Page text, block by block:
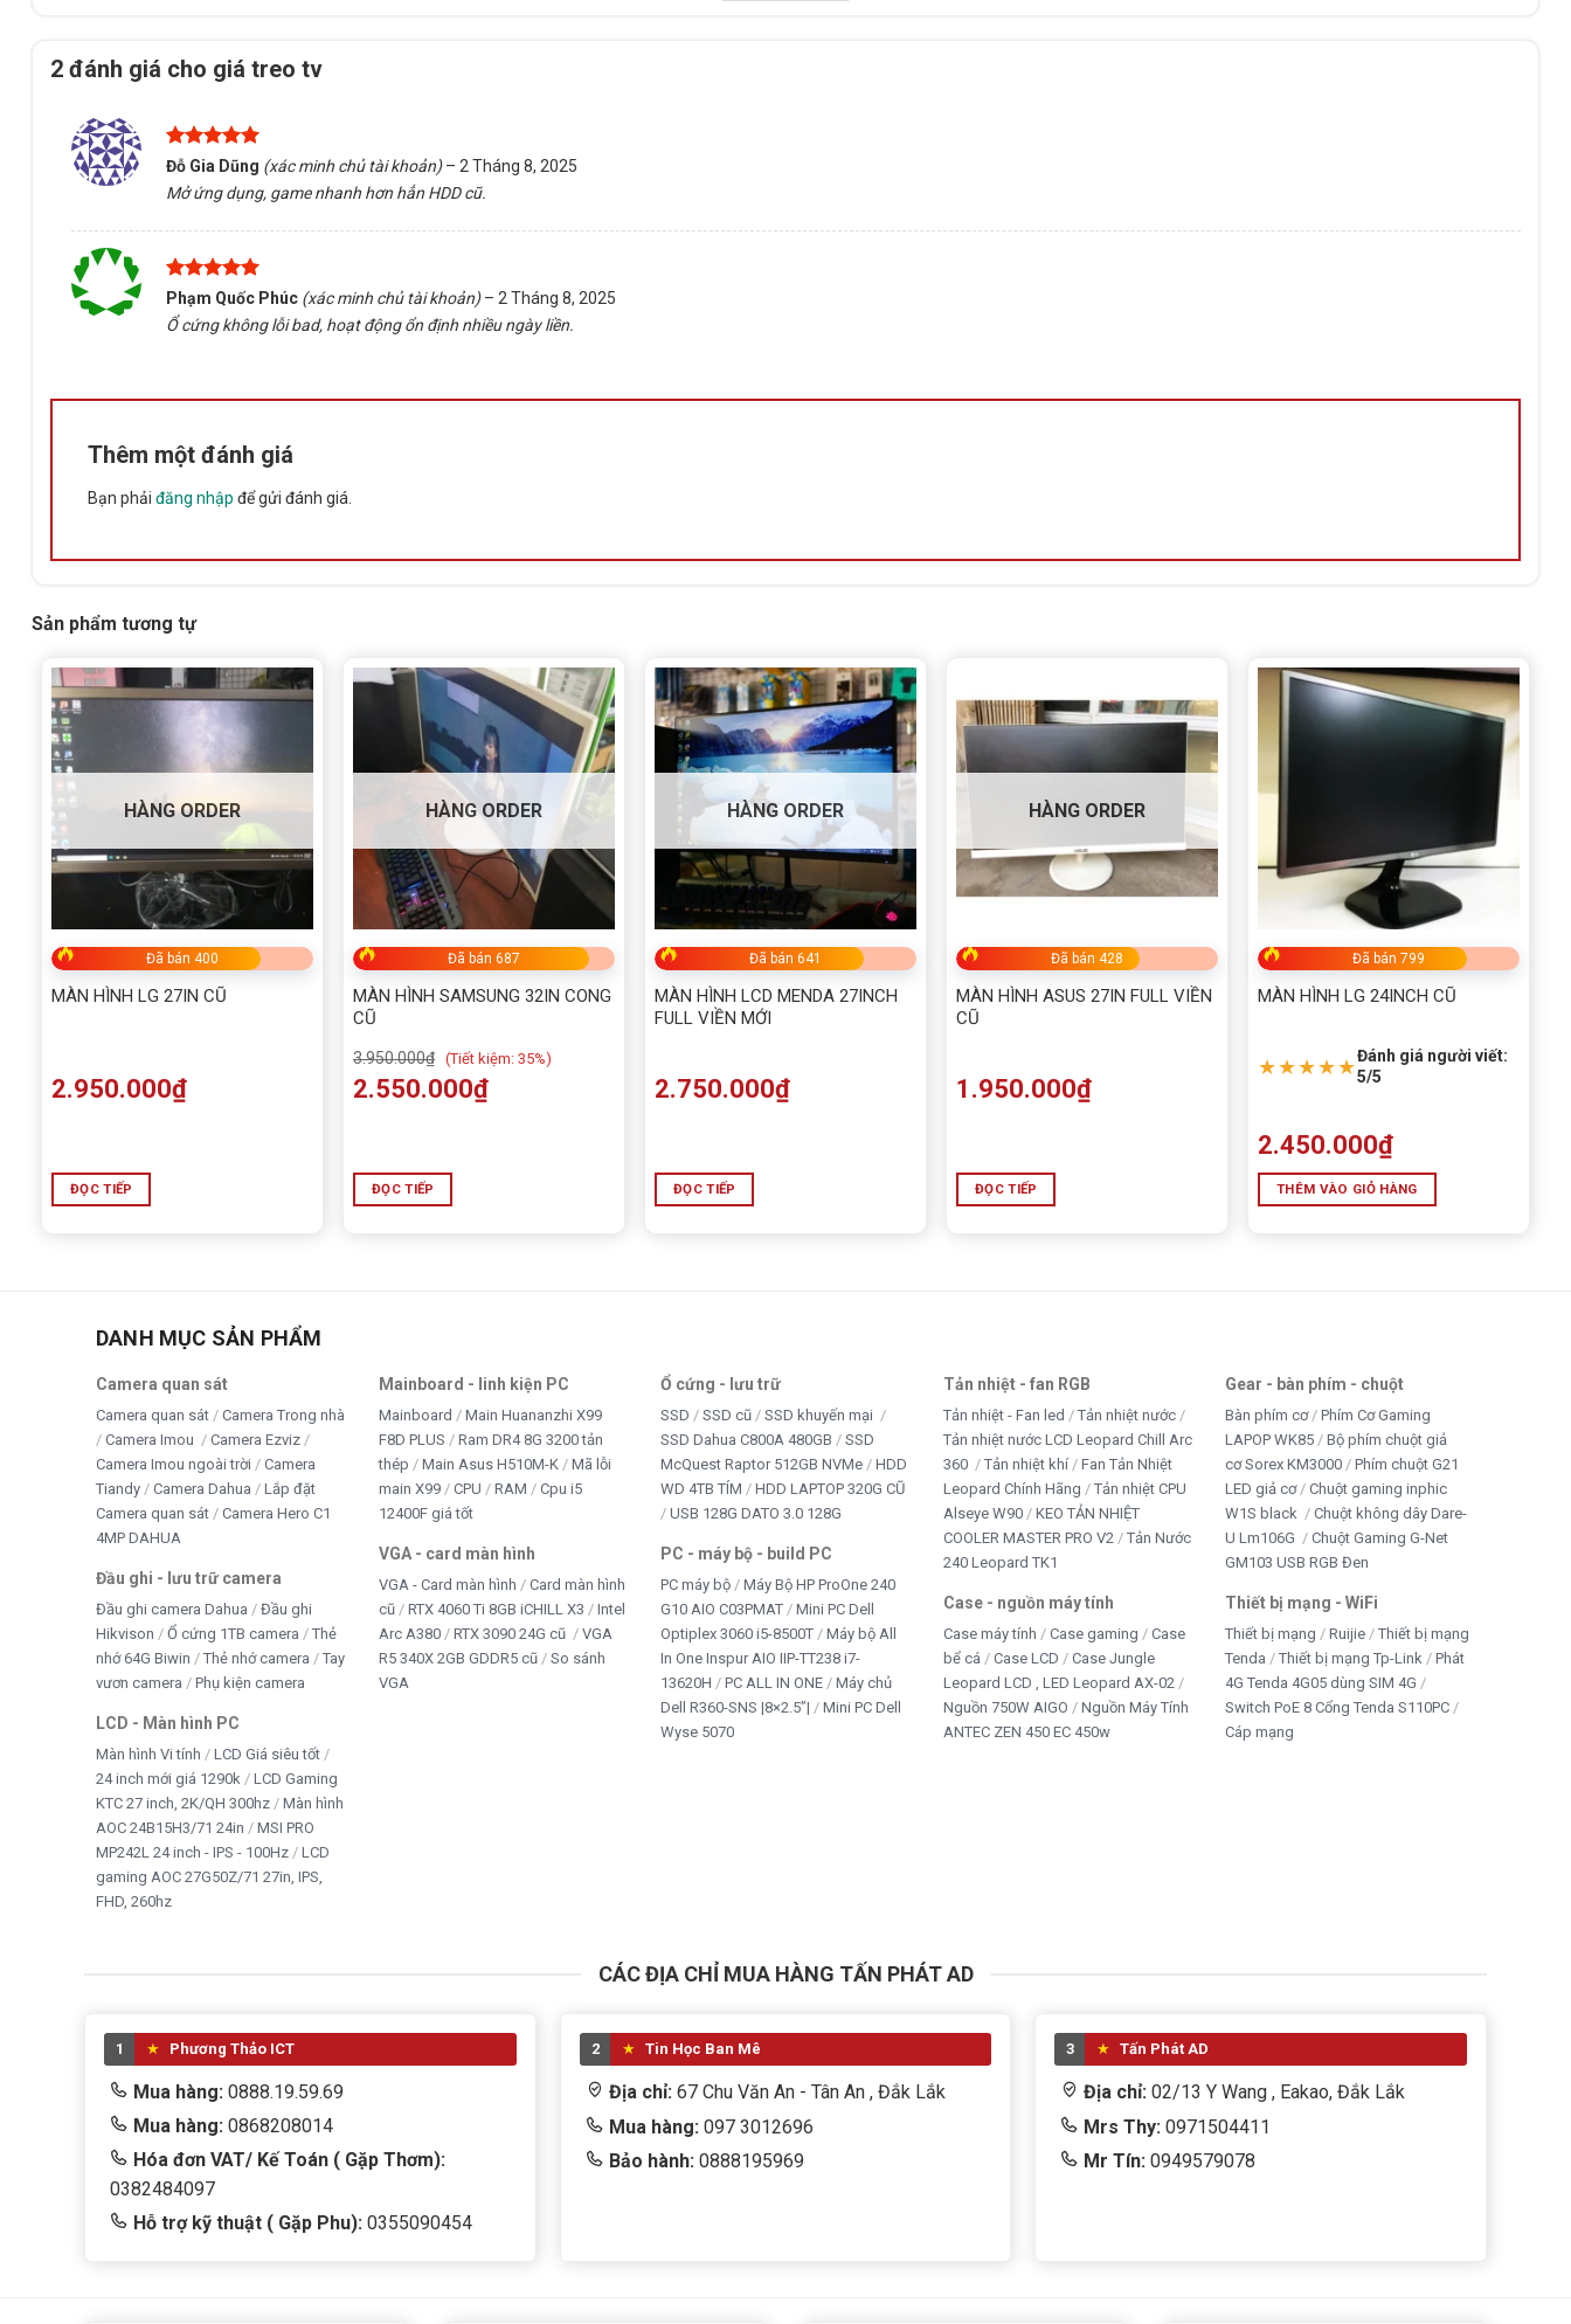
Bấm 5 sao để ủng hộ shop
2 đánh giá cho giá treo tv
Được xếp
hạng
sao
Đỗ Gia Dũng (xác minh chủ tài khoản) – 2 Tháng 8, 2025
Mở ứng dụng, game nhanh hơn hẳn HDD cũ.
Được xếp
hạng
sao
Phạm Quốc Phúc (xác minh chủ tài khoản) – 2 Tháng 8, 2025
Ổ cứng không lỗi bad, hoạt động ổn định nhiều ngày liền.
Thêm một đánh giá
Bạn phải đăng nhập để gửi đánh giá.
Sản phẩm tương tự
HÀNG ORDER
Đã bán 400
MÀN HÌNH LG 27IN CŨ
2.950.000₫
ĐỌC TIẾP
HÀNG ORDER
Đã bán 687
MÀN HÌNH SAMSUNG 32IN CONG
CŨ
3.950.000₫ (Tiết kiệm: 35%)
2.550.000₫
ĐỌC TIẾP
HÀNG ORDER
Đã bán 641
MÀN HÌNH LCD MENDA 27INCH
FULL VIỀN MỚI
2.750.000₫
ĐỌC TIẾP
HÀNG ORDER
Đã bán 428
MÀN HÌNH ASUS 27IN FULL VIỀN
CŨ
1.950.000₫
ĐỌC TIẾP
Đã bán 799
MÀN HÌNH LG 24INCH CŨ
★★★★★Đánh giá người viết:
5/5
2.450.000₫
THÊM VÀO GIỎ HÀNG
DANH MỤC SẢN PHẨM
Camera quan sát
Camera quan sát
Camera Trong nhà
Camera Imou
Camera Ezviz
Camera Imou ngoài trời
Camera
Tiandy
Camera Dahua
Lắp đặt
Camera quan sát
Camera Hero C1
4MP DAHUA
Đầu ghi - lưu trữ camera
Đầu ghi camera Dahua
Đầu ghi
Hikvison
Ổ cứng 1TB camera
Thẻ
nhớ 64G Biwin
Thẻ nhớ camera
Tay
vươn camera
Phụ kiện camera
LCD - Màn hình PC
Màn hình Vi tính
LCD Giá siêu tốt
24 inch mới giá 1290k
LCD Gaming
KTC 27 inch, 2K/QH 300hz
Màn hình
AOC 24B15H3/71 24in
MSI PRO
MP242L 24 inch - IPS - 100Hz
LCD
gaming AOC 27G50Z/71 27in, IPS,
FHD, 260hz
Mainboard - linh kiện PC
Mainboard
Main Huananzhi X99
F8D PLUS
Ram DR4 8G 3200 tản
thép
Main Asus H510M-K
Mã lỗi
main X99
CPU RAM
Cpu i5
12400F giá tốt
VGA - card màn hình
VGA - Card màn hình
Card màn hình
cũ
RTX 4060 Ti 8GB iCHILL X3
Intel
Arc A380
RTX 3090 24G cũ
VGA
R5 340X 2GB GDDR5 cũ
So sánh
VGA
Ổ cứng - lưu trữ
SSD SSD cũ
SSD khuyến mại
SSD Dahua C800A 480GB
SSD
McQuest Raptor 512GB NVMe
HDD
WD 4TB TÍM
HDD LAPTOP 320G CŨ
USB 128G DATO 3.0 128G
PC - máy bộ - build PC
PC máy bộ
Máy Bộ HP ProOne 240
G10 AIO C03PMAT
Mini PC Dell
Optiplex 3060 i5-8500T
Máy bộ All
In One Inspur AIO IIP-TT238 i7-
13620H
PC ALL IN ONE
Máy chủ
Dell R360-SNS |8×2.5”|
Mini PC Dell
Wyse 5070
Tản nhiệt - fan RGB
Tản nhiệt - Fan led
Tản nhiệt nước
Tản nhiệt nước LCD Leopard Chill Arc
360
Tản nhiệt khí
Fan Tản Nhiệt
Leopard Chính Hãng
Tản nhiệt CPU
Alseye W90
KEO TẢN NHIỆT
COOLER MASTER PRO V2
Tản Nước
240 Leopard TK1
Case - nguồn máy tính
Case máy tính Case gaming
Case
bể cá
Case LCD
Case Jungle
Leopard LCD , LED Leopard AX-02
Nguồn 750W AIGO
Nguồn Máy Tính
ANTEC ZEN 450 EC 450w
Gear - bàn phím - chuột
Bàn phím cơ
Phím Cơ Gaming
LAPOP WK85
Bộ phím chuột giả
cơ Sorex KM3000
Phím chuột G21
LED giả cơ
Chuột gaming inphic
W1S black
Chuột không dây Dare-
U Lm106G
Chuột Gaming G-Net
GM103 USB RGB Đen
Thiết bị mạng - WiFi
Thiết bị mạng Ruijie
Thiết bị mạng
Tenda
Thiết bị mạng Tp-Link
Phát
4G Tenda 4G05 dùng SIM 4G
Switch PoE 8 Cổng Tenda S110PC
Cáp mạng
CÁC ĐỊA CHỈ MUA HÀNG TẤN PHÁT AD
1 Phương Thảo ICT
Mua hàng: 0888.19.59.69
Mua hàng: 0868208014
Hóa đơn VAT/ Kế Toán ( Gặp Thơm):
0382484097
Hỗ trợ kỹ thuật ( Gặp Phu): 0355090454
2 Tin Học Ban Mê
Địa chỉ: 67 Chu Văn An - Tân An , Đắk Lắk
Mua hàng: 097 3012696
Bảo hành: 0888195969
3 Tấn Phát AD
Địa chỉ:02/13 Y Wang , Eakao, Đắk Lắk
Mrs Thy: 0971504411
Mr Tín: 0949579078